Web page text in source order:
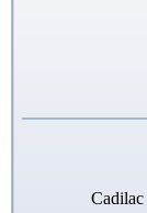
Cadilac